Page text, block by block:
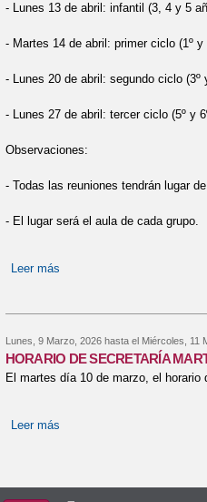
- Lunes 13 de abril: infantil (3, 4 y 5
- Martes 14 de abril: primer ciclo (1º y
- Lunes 20 de abril: segundo ciclo (3º
- Lunes 27 de abril: tercer ciclo (5º y
Observaciones:
- Todas las reuniones tendrán lugar
- El lugar será el aula de cada grupo.
Leer más
Lunes, 9 Marzo, 2026hasta el Miércoles, 11
HORARIO DE SECRETARÍA
El martes día 10 de marzo, el
Leer más